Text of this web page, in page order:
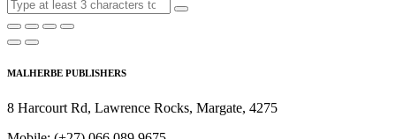
MALHERBE PUBLISHERS
8 Harcourt Rd, Lawrence Rocks, Margate, 4275